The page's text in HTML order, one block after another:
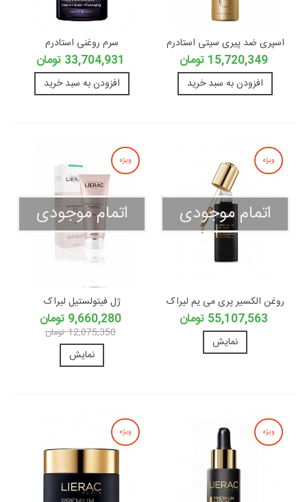
اسپری ضد پیری سیتی استادرم
15,720,349 تومان
افزودن به سبد خرید
سرم روغنی استادرم
33,704,931 تومان
افزودن به سبد خرید
ویژه
اتمام موجودی
روغن الکسیر پری می یم لیراک
55,107,563 تومان
نمایش
ویژه
اتمام موجودی
ژل فیتولستیل لیراک
9,660,280 تومان
12,075,350 تومان
نمایش
ویژه ویژه